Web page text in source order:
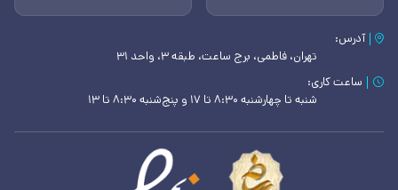
آدرس:
تهران، فاطمی، برج ساعت، طبقه ۳، واحد ۳۱
ساعت کاری:
شنبه تا چهارشنبه ۸:۳۰ تا ۱۷ و پنج‌شنبه ۸:۳۰ تا ۱۳